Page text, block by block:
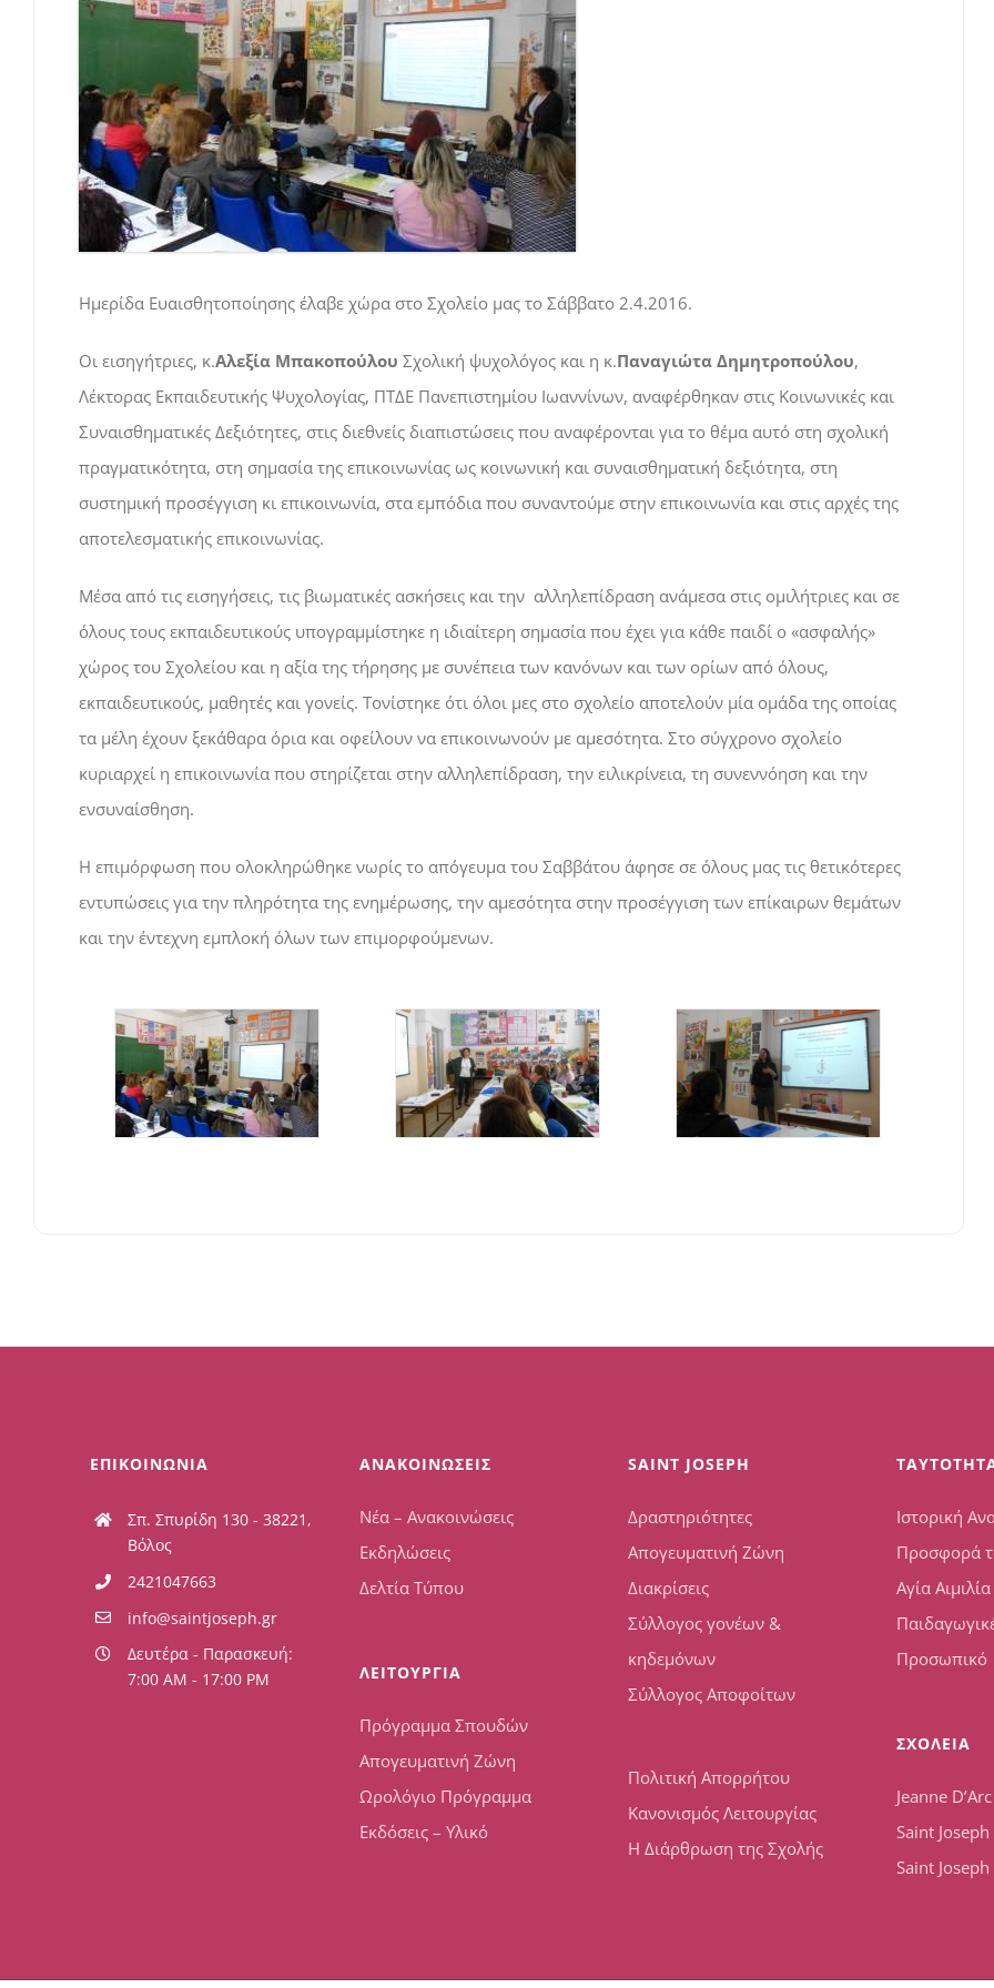
Ημερίδα Ευαισθητοποίησης έλαβε χώρα στο Σχολείο μας το Σάββατο 2.4.2016.
Οι εισηγήτριες, κ.Αλεξία Μπακοπούλου Σχολική ψυχολόγος και η κ.Παναγιώτα Δημητροπούλου,
Λέκτορας Εκπαιδευτικής Ψυχολογίας, ΠΤΔΕ Πανεπιστημίου Ιωαννίνων, αναφέρθηκαν στις Κοινωνικές και
Συναισθηματικές Δεξιότητες, στις διεθνείς διαπιστώσεις που αναφέρονται για το θέμα αυτό στη σχολική
πραγματικότητα, στη σημασία της επικοινωνίας ως κοινωνική και συναισθηματική δεξιότητα, στη
συστημική προσέγγιση κι επικοινωνία, στα εμπόδια που συναντούμε στην επικοινωνία και στις αρχές της
αποτελεσματικής επικοινωνίας.
Μέσα από τις εισηγήσεις, τις βιωματικές ασκήσεις και την αλληλεπίδραση ανάμεσα στις ομιλήτριες και σε
όλους τους εκπαιδευτικούς υπογραμμίστηκε η ιδιαίτερη σημασία που έχει για κάθε παιδί ο «ασφαλής»
χώρος του Σχολείου και η αξία της τήρησης με συνέπεια των κανόνων και των ορίων από όλους,
εκπαιδευτικούς, μαθητές και γονείς. Τονίστηκε ότι όλοι μες στο σχολείο αποτελούν μία ομάδα της οποίας
τα μέλη έχουν ξεκάθαρα όρια και οφείλουν να επικοινωνούν με αμεσότητα. Στο σύγχρονο σχολείο
κυριαρχεί η επικοινωνία που στηρίζεται στην αλληλεπίδραση, την ειλικρίνεια, τη συνεννόηση και την
ενσυναίσθηση.
Η επιμόρφωση που ολοκληρώθηκε νωρίς το απόγευμα του Σαββάτου άφησε σε όλους μας τις θετικότερες
εντυπώσεις για την πληρότητα της ενημέρωσης, την αμεσότητα στην προσέγγιση των επίκαιρων θεμάτων
και την έντεχνη εμπλοκή όλων των επιμορφούμενων.
ΕΠΙΚΟΙΝΩΝΙΑ
Σπ. Σπυρίδη 130 - 38221,
Βόλος
2421047663
info@saintjoseph.gr
Δευτέρα - Παρασκευή:
7:00 AM - 17:00 PM
ΑΝΑΚΟΙΝΩΣΕΙΣ
Νέα – Ανακοινώσεις
Εκδηλώσεις
Δελτία Τύπου
ΛΕΙΤΟΥΡΓΙΑ
Πρόγραμμα Σπουδών
Απογευματινή Ζώνη
Ωρολόγιο Πρόγραμμα
Εκδόσεις – Υλικό
SAINT JOSEPH
Δραστηριότητες
Απογευματινή Ζώνη
Διακρίσεις
Σύλλογος γονέων &
κηδεμόνων
Σύλλογος Αποφοίτων
Πολιτική Απορρήτου
Κανονισμός Λειτουργίας
Η Διάρθρωση της Σχολής
Ιστορική
Προσφορά
Αγία
Προσωπικό
ΣΧΟΛΕΙΑ
Jeanne
Saint
Saint